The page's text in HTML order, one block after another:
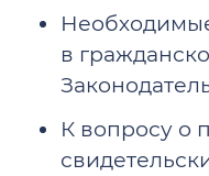
в
К вопросу о